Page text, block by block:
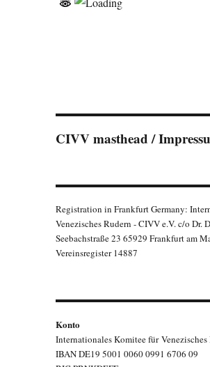
CIVV masthead /
Registration in Frankfurt Germany:
Venezisches Rudern - CIVV e.V. c/o
Seebachstraße 23 65929 Frankfurt am
Vereinsregister 14887
Konto
Internationales Komitee für
IBAN DE19 5001 0060 0991 6706 09